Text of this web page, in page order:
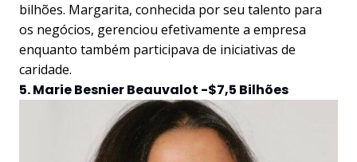
bilhões. Margarita, conhecida por seu talento para
os negócios, gerenciou efetivamente a empresa
enquanto também participava de iniciativas de
caridade.
5. Marie Besnier Beauvalot -$7,5 Bilhões